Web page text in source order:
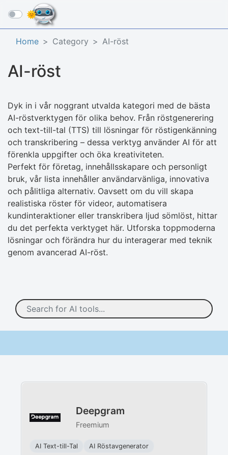
☰
Home Category AI-röst
AI-röst
Dyk in i vår noggrant utvalda kategori med de bästa
AI-röstverktygen för olika behov. Från röstgenerering
och text-till-tal (TTS) till lösningar för röstigenkänning
och transkribering – dessa verktyg använder AI för att
förenkla uppgifter och öka kreativiteten.
Perfekt för företag, innehållsskapare och personligt
bruk, vår lista innehåller användarvänliga, innovativa
och pålitliga alternativ. Oavsett om du vill skapa
realistiska röster för videor, automatisera
kundinteraktioner eller transkribera ljud sömlöst, hittar
du det perfekta verktyget här. Utforska toppmoderna
lösningar och förändra hur du interagerar med teknik
genom avancerad AI-röst.
Deepgram
Freemium
AI Text-till-Tal AI Röstavgenerator